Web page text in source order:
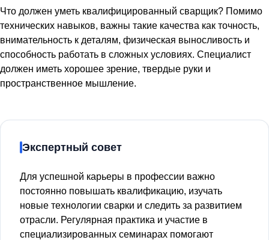
Что должен уметь квалифицированный сварщик? Помимо
технических навыков, важны такие качества как точность,
внимательность к деталям, физическая выносливость и
способность работать в сложных условиях. Специалист
должен иметь хорошее зрение, твердые руки и
пространственное мышление.
Экспертный совет
Для успешной карьеры в профессии важно
постоянно повышать квалификацию, изучать
новые технологии сварки и следить за развитием
отрасли. Регулярная практика и участие в
специализированных семинарах помогают